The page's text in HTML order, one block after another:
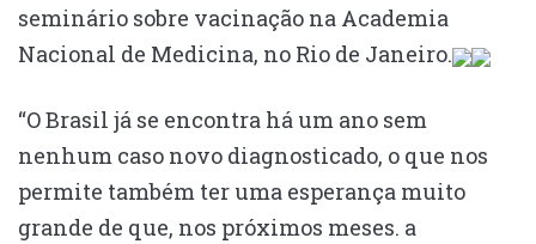
seminário sobre vacinação na Academia
Nacional de Medicina, no Rio de Janeiro.
“O Brasil já se encontra há um ano sem
nenhum caso novo diagnosticado, o que nos
permite também ter uma esperança muito
grande de que, nos próximos meses. a